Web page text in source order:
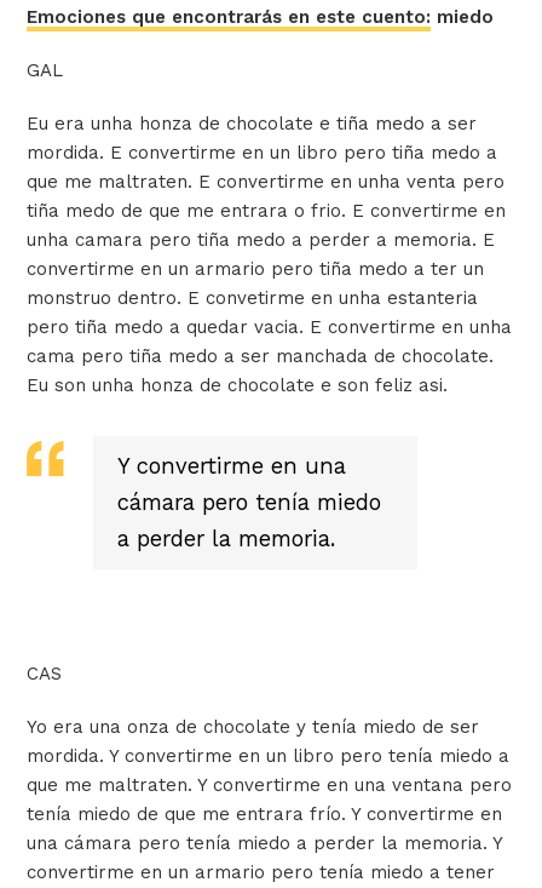
Emociones que encontrarás en este cuento: miedo
GAL
Eu era unha honza de chocolate e tiña medo a ser
mordida. E convertirme en un libro pero tiña medo a
que me maltraten. E convertirme en unha venta pero
tiña medo de que me entrara o frio. E convertirme en
unha camara pero tiña medo a perder a memoria. E
convertirme en un armario pero tiña medo a ter un
monstruo dentro. E convetirme en unha estanteria
pero tiña medo a quedar vacia. E convertirme en unha
cama pero tiña medo a ser manchada de chocolate.
Eu son unha honza de chocolate e son feliz asi.
Y convertirme en una
cámara pero tenía miedo
a perder la memoria.
CAS
Yo era una onza de chocolate y tenía miedo de ser
mordida. Y convertirme en un libro pero tenía miedo a
que me maltraten. Y convertirme en una ventana pero
tenía miedo de que me entrara frío.Y convertirme en
una cámara pero tenía miedo a perder la memoria. Y
convertirme en un armario pero tenía miedo a tener